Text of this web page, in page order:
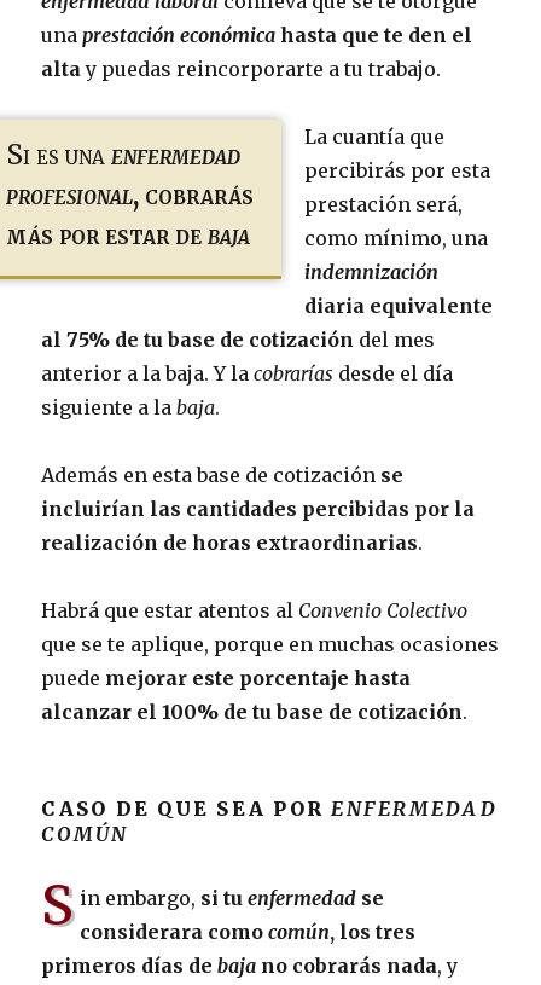
unaprestación económica hasta que te den el
altay puedas reincorporarte a tu trabajo.
Si es unaenfermedad
profesional, cobrarás
más por estar debaja
La cuantía que
percibirás por esta
prestación será,
como mínimo, una
indemnización
diaria equivalente
al 75% de tu base de cotización del mes
anterior a la baja. Y lacobrarías desde el día
siguiente a labaja.
Además en esta base de cotización se
incluirían las cantidades percibidas por la
realización de horas extraordinarias.
Habrá que estar atentos al Convenio Colectivo
que se te aplique, porque en muchas ocasiones
puede mejorar este porcentaje hasta
alcanzar el 100% de tu base de cotización.
CASO DE QUE SEA PORENFERMEDAD
COMÚN
S in embargo, si tu enfermedadse
considerara como común, los tres
primeros días debaja no cobrarás nada, y